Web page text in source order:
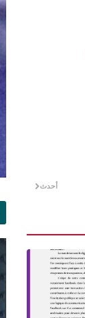
أحدث